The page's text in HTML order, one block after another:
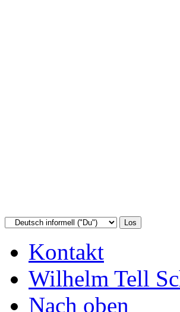
Kontakt
Wilhelm Tell
Nach oben